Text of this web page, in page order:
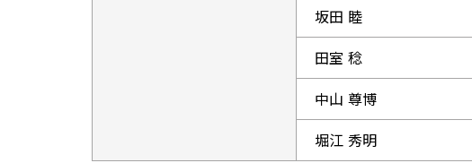
坂田 睦
田室 稔
中山 尊博
堀江 秀明